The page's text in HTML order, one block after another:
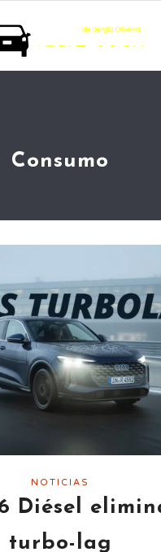
Consumo
NOTICIAS
Diésel
turbo-lag